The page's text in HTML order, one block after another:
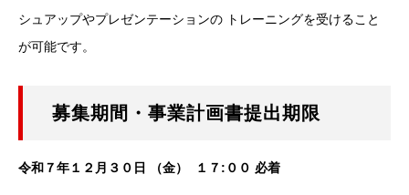
シュアップやプレゼンテーションの トレーニングを受けること
が可能です。
募集期間・事業計画書提出期限
令和７年１２月３０日 （金） １７:００ 必着